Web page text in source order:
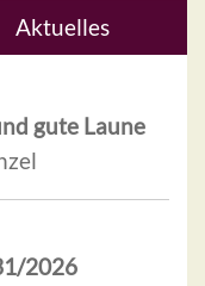
Aktuelles
gute Laune
2026